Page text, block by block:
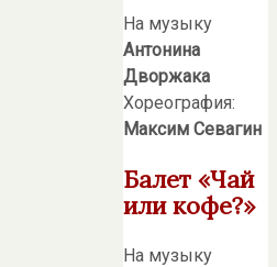
На музыку
Антонина
Дворжака
Хореография:
Максим Севагин
Балет «Чай
или кофе?»
На музыку